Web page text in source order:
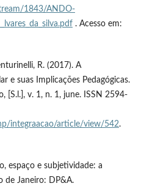
1843/ANDO-
. Acesso em:
R. (2017). A
e suas Implicações Pedagógicas.
[S.l.], v. 1, n. 1, june. ISSN 2594-
integraacao/article/view/542.
espaço e subjetividade: a
de Janeiro: DP&A.